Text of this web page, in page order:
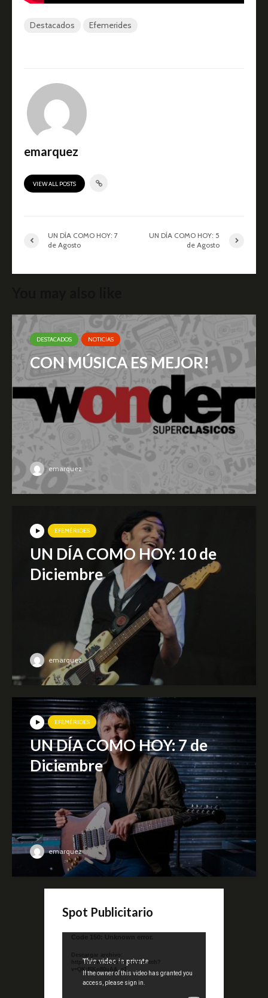
Destacados Efemerides
emarquez
VIEW ALL POSTS
UN DÍA COMO HOY: 7
de Agosto
UN DÍA COMO HOY: 5
de Agosto
DESTACADOS NOTICIAS
CON MÚSICA ES MEJOR!
emarquez
EFEMÉRIDES
UN DÍA COMO HOY: 10 de
Diciembre
emarquez
EFEMÉRIDES
UN DÍA COMO HOY: 7 de
Diciembre
emarquez
Spot Publicitario
Reproductor
video
Code 150: Unknown error.
Descargar archivo:
https://www.youtube.com/watch?
v=QKif6Ko80uA&_=1